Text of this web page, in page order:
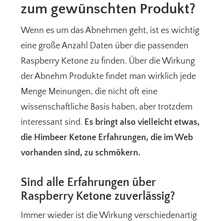
zum gewünschten Produkt?
Wenn es um das Abnehmen geht, ist es wichtig
eine große Anzahl Daten über die passenden
Raspberry Ketone zu finden. Über die Wirkung
der Abnehm Produkte findet man wirklich jede
Menge Meinungen, die nicht oft eine
wissenschaftliche Basis haben, aber trotzdem
interessant sind. Es bringt also vielleicht etwas,
die Himbeer Ketone Erfahrungen, die im Web
vorhanden sind, zu schmökern.
Sind alle Erfahrungen über
Raspberry Ketone zuverlässig?
Immer wieder ist die Wirkung verschiedenartig